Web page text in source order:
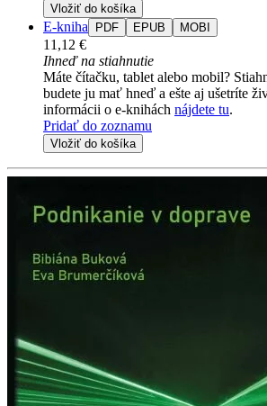
Vložiť do košíka
E-kniha PDF EPUB MOBI
11,12 €
Ihneď na stiahnutie
Máte čítačku, tablet alebo mobil?
budete ju mať hneď a ešte aj ušetríte
informácii o e-knihách nájdete tu.
Pridať do zoznamu
Vložiť do košíka